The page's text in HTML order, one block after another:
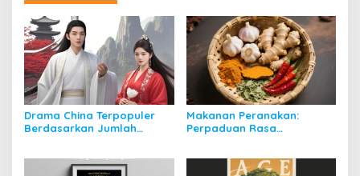
Drama China Terpopuler
Berdasarkan Jumlah
Makanan Peranakan:
Perpaduan Rasa